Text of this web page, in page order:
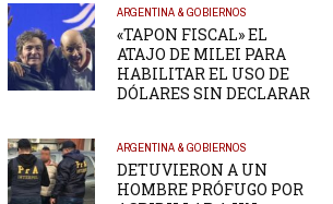
ARGENTINA & GOBIERNOS
«TAPON FISCAL» EL
ATAJO DE MILEI PARA
HABILITAR EL USO DE
DÓLARES SIN DECLARAR
ARGENTINA & GOBIERNOS
DETUVIERON A UN
HOMBRE PRÓFUGO POR
Video-cables de San
el primer jueves de
52. S.C. de Bariloche, Río